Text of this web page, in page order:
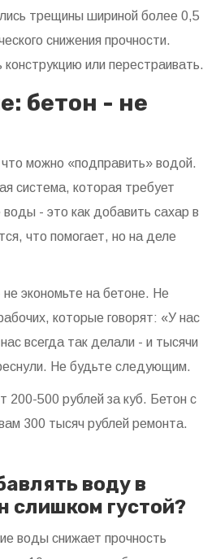
трещины шириной более 0,5
снижения прочности.
конструкцию или перестраивать.
бетон - не
можно «подправить» водой.
система, которая требует
- это как добавить сахар в
что помогает, но на деле
экономьте на бетоне. Не
которые говорят: «У нас
всегда так делали - и тысячи
Не будьте следующим.
200-500 рублей за куб. Бетон с
300 тысяч рублей ремонта.
воду в
слишком густой?
воды снижает прочность